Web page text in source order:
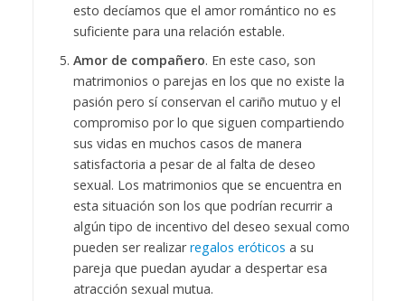
esto decíamos que el amor romántico no es
suficiente para una relación estable.
Amor de compañero. En este caso, son
matrimonios o parejas en los que no existe la
pasión pero sí conservan el cariño mutuo y el
compromiso por lo que siguen compartiendo
sus vidas en muchos casos de manera
satisfactoria a pesar de al falta de deseo
sexual. Los matrimonios que se encuentra en
esta situación son los que podrían recurrir a
algún tipo de incentivo del deseo sexual como
pueden ser realizarregalos eróticos a su
pareja que puedan ayudar a despertar esa
atracción sexual mutua.